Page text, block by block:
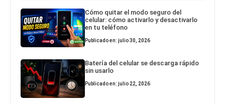
Cómo quitar el modo seguro del
celular: cómo activarlo y desactivarlo
en tu teléfono
Publicado en: julio 30, 2026
Batería del celular se descarga rápido
sin usarlo
Publicado en: julio 22, 2026